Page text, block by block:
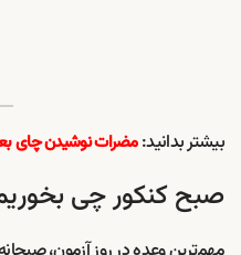
بیشتر بدانید:مضرات نوشیدن چای
صبح کنکور چی